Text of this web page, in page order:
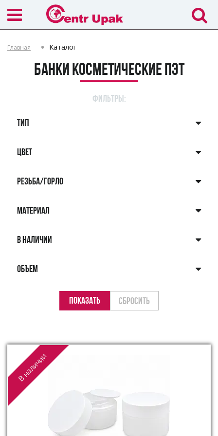
Главная Каталог
Банки косметические ПЭТ
ФИЛЬТРЫ:
ТИП
ЦВЕТ
РЕЗЬБА/ГОРЛО
МАТЕРИАЛ
В НАЛИЧИИ
ОБЪЕМ
В наличии